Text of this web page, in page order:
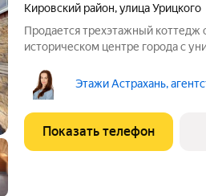
Кировский район,улица Урицкого
Продается трехэтажный коттедж
историческом центре города с
для адаптации под личные или
этаже расположена
Этажи Астрахань,
Показать телефон